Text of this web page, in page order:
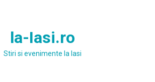
la-Iasi.ro
Stiri si evenimente la Iasi